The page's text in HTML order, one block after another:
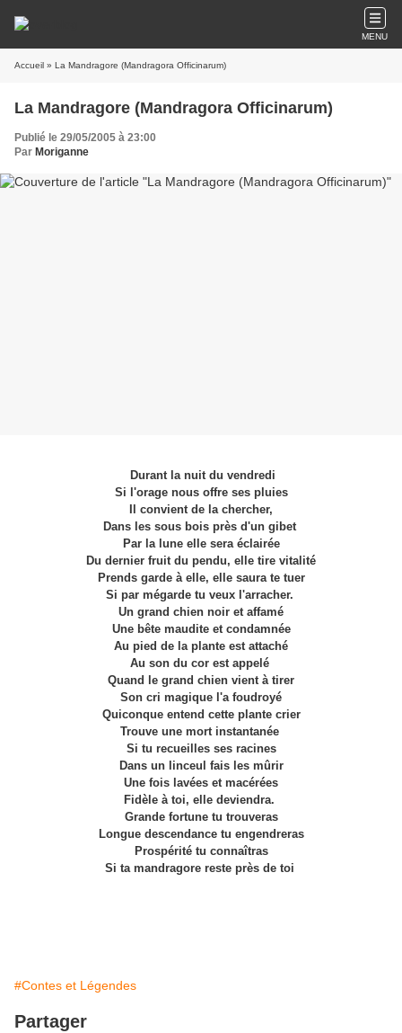
MENU
Accueil » La Mandragore (Mandragora Officinarum)
La Mandragore (Mandragora Officinarum)
Publié le 29/05/2005 à 23:00
Par Moriganne
Durant la nuit du vendredi
Si l'orage nous offre ses pluies
Il convient de la chercher,
Dans les sous bois près d'un gibet
Par la lune elle sera éclairée
Du dernier fruit du pendu, elle tire vitalité
Prends garde à elle, elle saura te tuer
Si par mégarde tu veux l'arracher.
Un grand chien noir et affamé
Une bête maudite et condamnée
Au pied de la plante est attaché
Au son du cor est appelé
Quand le grand chien vient à tirer
Son cri magique l'a foudroyé
Quiconque entend cette plante crier
Trouve une mort instantanée
Si tu recueilles ses racines
Dans un linceul fais les mûrir
Une fois lavées et macérées
Fidèle à toi, elle deviendra.
Grande fortune tu trouveras
Longue descendance tu engendreras
Prospérité tu connaîtras
Si ta mandragore reste près de toi
#Contes et Légendes
Partager